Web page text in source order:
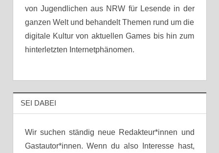
von Jugendlichen aus NRW für Lesende in der
ganzen Welt und behandelt Themen rund um die
digitale Kultur von aktuellen Games bis hin zum
hinterletzten Internetphänomen.
SEI DABEI
Wir suchen ständig neue Redakteur*innen und
Gastautor*innen. Wenn du also Interesse hast,